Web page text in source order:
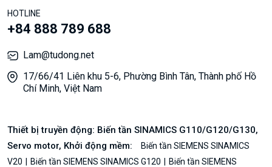
HOTLINE
+84 888 789 688
Lam@tudong.net
17/66/41 Liên khu 5-6, Phường Bình Tân, Thành phố Hồ
Chí Minh, Việt Nam
Thiết bị truyền động: Biến tần SINAMICS G110/G120/G130,
Servo motor, Khởi động mềm:
Biến tần SIEMENS SINAMICS
V20
Biến tần SIEMENS SINAMICS G120
Biến tần SIEMENS